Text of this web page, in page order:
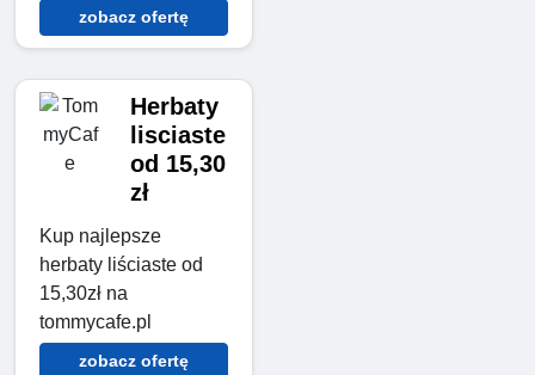
zobacz ofertę
Herbaty
lisciaste
od 15,30
zł
Kup najlepsze
herbaty liściaste od
15,30zł na
tommycafe.pl
zobacz ofertę